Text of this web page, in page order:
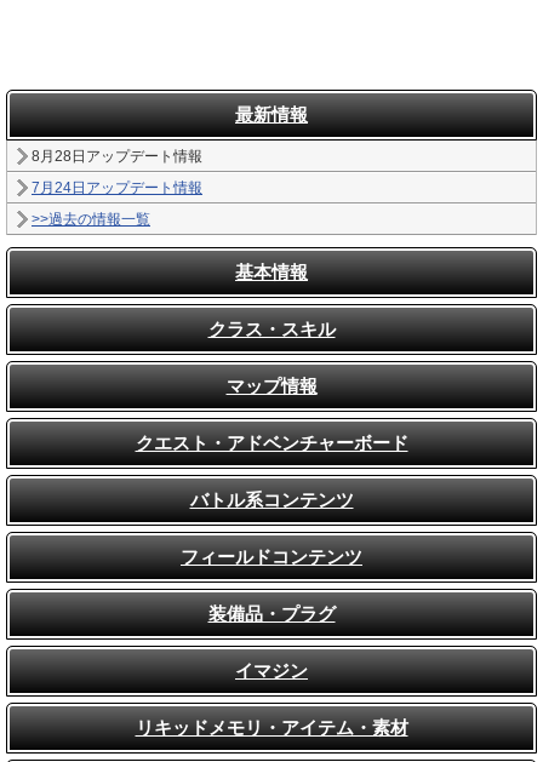
最新情報
8月28日アップデート情報
7月24日アップデート情報
>>過去の情報一覧
基本情報
クラス・スキル
マップ情報
クエスト・アドベンチャーボード
バトル系コンテンツ
フィールドコンテンツ
装備品・プラグ
イマジン
リキッドメモリ・アイテム・素材